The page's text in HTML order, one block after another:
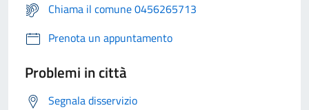
Chiama il comune 0456265713
Prenota un appuntamento
Problemi in città
Segnala disservizio